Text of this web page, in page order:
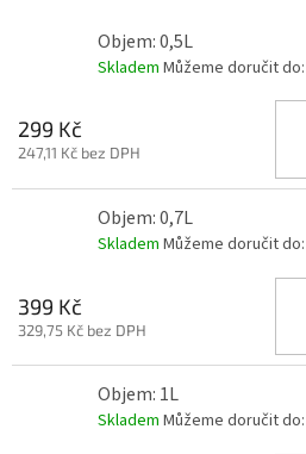
Objem: 0,5L
Skladem Můžeme doručit do:
299 Kč
247,11 Kč bez DPH
Objem: 0,7L
Skladem Můžeme doručit do:
399 Kč
329,75 Kč bez DPH
Objem: 1L
Skladem Můžeme doručit do: